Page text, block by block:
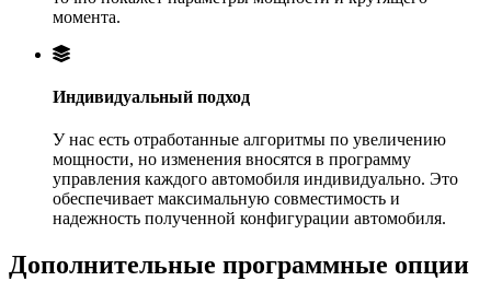
момента.
Индивидуальный подход
У нас есть отработанные алгоритмы по увеличению
мощности, но изменения вносятся в программу
управления каждого автомобиля индивидуально. Это
обеспечивает максимальную совместимость и
надежность полученной конфигурации автомобиля.
Дополнительные программные опции